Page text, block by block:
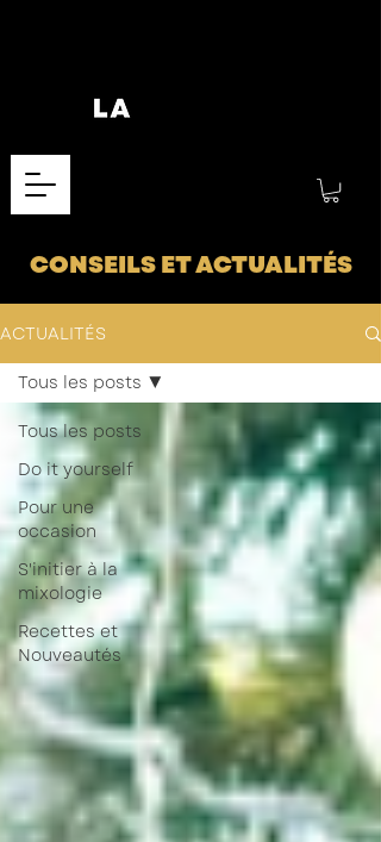
CONSEILS ET ACTUALITÉS
ACTUALITÉS
Tous les posts
Do it yourself
Pour une
occasion
S'initier à la
mixologie
Recettes et
Nouveautés
Tous les posts